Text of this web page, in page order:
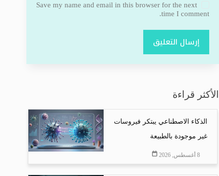
Save my name and email in this browser for the next
time I comment.
إرسال التعليق
الأكثر قراءة
الذكاء الاصطناعي يبتكر فيروسات
غير موجودة بالطبيعة
8 أغسطس, 2026